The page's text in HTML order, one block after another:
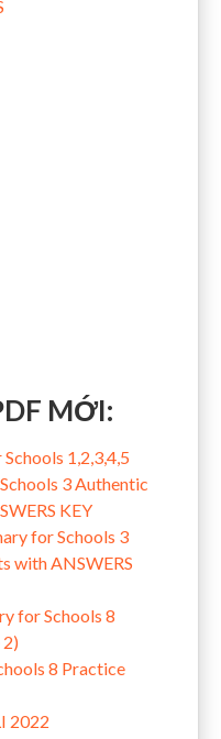
MỚI:
1,2,3,4,5
3 Authentic
KEY
for Schools 3
with ANSWERS
for Schools 8
8 Practice
2022